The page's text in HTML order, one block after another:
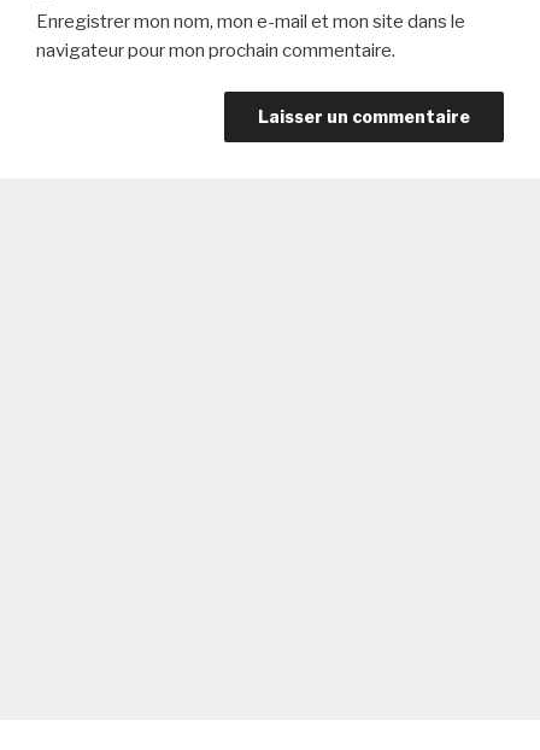
Enregistrer mon nom, mon e-mail et mon site dans le
navigateur pour mon prochain commentaire.